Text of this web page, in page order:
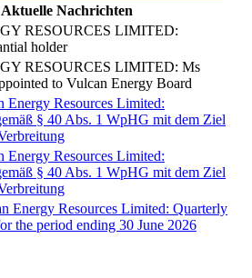
Aktuelle Nachrichten
RESOURCES LIMITED:
holder
RESOURCES LIMITED: Ms
to Vulcan Energy Board
Energy Resources Limited:
§ 40 Abs. 1 WpHG mit dem Ziel
Energy Resources Limited:
§ 40 Abs. 1 WpHG mit dem Ziel
Energy Resources Limited: Quarterly
the period ending 30 June 2026